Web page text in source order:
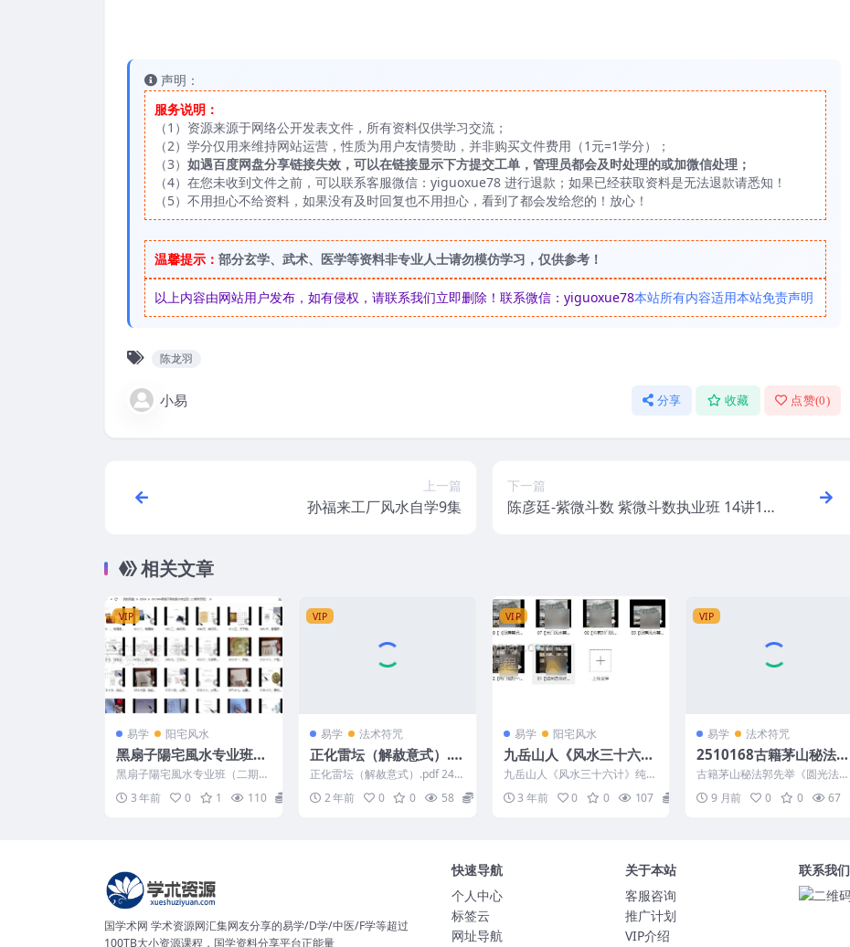
声明：
服务说明：
（1）资源来源于网络公开发表文件，所有资料仅供学习交流；
（2）学分仅用来维持网站运营，性质为用户友情赞助，并非购买文件费用（1元=1学分）；
（3） 如遇百度网盘分享链接失效，可以在链接显示下方提交工单，管理员都会及时处理的或加微信处理；
（4）在您未收到文件之前，可以联系客服微信：yiguoxue78 进行退款；如果已经获取资料是无法退款请悉知！
（5）不用担心不给资料，如果没有及时回复也不用担心，看到了都会发给您的！放心！
温馨提示： 部分玄学、武术、医学等资料非专业人士请勿模仿学习，仅供参考！
以上内容由网站用户发布，如有侵权，请联系我们立即删除！联系微信：yiguoxue78本站所有内容适用本站免责声明
陈龙羽
小易 分享 收藏 点赞(0)
上一篇
孙福来工厂风水自学9集
下一篇
陈彦廷-紫微斗数 紫微斗数执业班 14讲13
相关文章
VIP
易学 阳宅风水
黑扇子陽宅風水专业班
（二期学员班）
黑扇子陽宅風水专业班（二期学
员班） 240164 001.一、地理風
水与易学.m...
3 年前 0 1 110
VIP
易学 法术符咒
正化雷坛（解赦意式）.p
df
正化雷坛（解赦意式）.pdf 240
2 年前 0 0 58
VIP
易学 阳宅风水
九岳山人《风水三十六
计》纯干货爆料 9集视频
课程
九岳山人《风水三十六计》纯干
货爆料 根据八卦和谐风水讲解 2
310107 01【...
3 年前 0 0 107
VIP
易学 法术符咒
2510168古籍茅山秘法郭
先举《圆光法宝》69筒子
页Y
古籍茅山秘法郭先举《圆光法
宝》69筒子页Y 2510168
9 月前 0 0 67
国学术网 学术资源网汇集网友分享的易学/D学/中医/F学等超过
100TB大小资源课程，国学资料分享平台正能量
快速导航
个人中心
标签云
网址导航
关于本站
客服咨询
推广计划
VIP介绍
联系我们